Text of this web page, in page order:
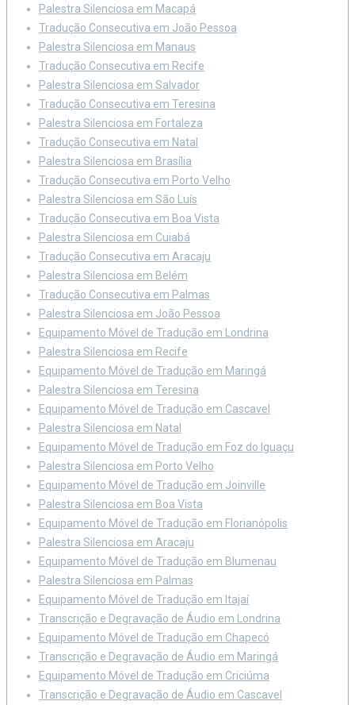
Palestra Silenciosa em Macapá
Tradução Consecutiva em João Pessoa
Palestra Silenciosa em Manaus
Tradução Consecutiva em Recife
Palestra Silenciosa em Salvador
Tradução Consecutiva em Teresina
Palestra Silenciosa em Fortaleza
Tradução Consecutiva em Natal
Palestra Silenciosa em Brasília
Tradução Consecutiva em Porto Velho
Palestra Silenciosa em São Luís
Tradução Consecutiva em Boa Vista
Palestra Silenciosa em Cuiabá
Tradução Consecutiva em Aracaju
Palestra Silenciosa em Belém
Tradução Consecutiva em Palmas
Palestra Silenciosa em João Pessoa
Equipamento Móvel de Tradução em Londrina
Palestra Silenciosa em Recife
Equipamento Móvel de Tradução em Maringá
Palestra Silenciosa em Teresina
Equipamento Móvel de Tradução em Cascavel
Palestra Silenciosa em Natal
Equipamento Móvel de Tradução em Foz do Iguaçu
Palestra Silenciosa em Porto Velho
Equipamento Móvel de Tradução em Joinville
Palestra Silenciosa em Boa Vista
Equipamento Móvel de Tradução em Florianópolis
Palestra Silenciosa em Aracaju
Equipamento Móvel de Tradução em Blumenau
Palestra Silenciosa em Palmas
Equipamento Móvel de Tradução em Itajaí
Transcrição e Degravação de Áudio em Londrina
Equipamento Móvel de Tradução em Chapecó
Transcrição e Degravação de Áudio em Maringá
Equipamento Móvel de Tradução em Criciúma
Transcrição e Degravação de Áudio em Cascavel